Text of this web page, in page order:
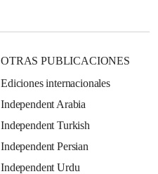
OTRAS PUBLICACIONES
Ediciones internacionales
Independent Arabia
Independent Turkish
Independent Persian
Independent Urdu